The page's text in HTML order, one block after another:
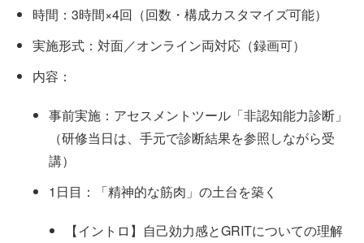
時間：3時間×4回（回数・構成カスタマイズ可能）
実施形式：対面／オンライン両対応（録画可）
内容：
事前実施：アセスメントツール「非認知能力診断」
（研修当日は、手元で診断結果を参照しながら受
講）
1日目：「精神的な筋肉」の土台を築く
【イントロ】自己効力感とGRITについての理解